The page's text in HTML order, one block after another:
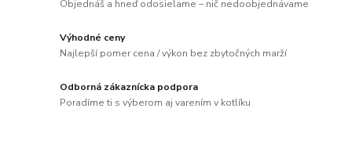
Objednáš a hneď odosielame – nič nedoobjednávame
Výhodné ceny
Najlepší pomer cena / výkon bez zbytočných marží
Odborná zákaznícka podpora
Poradíme ti s výberom aj varením v kotlíku